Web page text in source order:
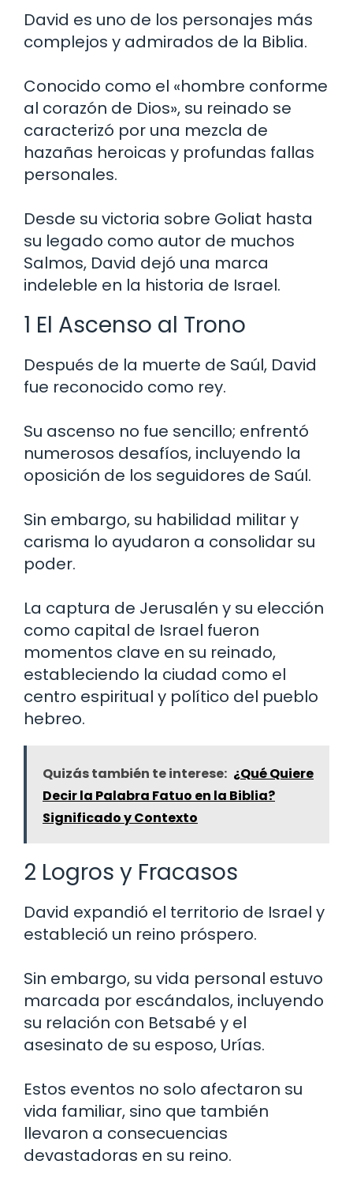
David es uno de los personajes más
complejos y admirados de la Biblia.
Conocido como el «hombre conforme
al corazón de Dios», su reinado se
caracterizó por una mezcla de
hazañas heroicas y profundas fallas
personales.
Desde su victoria sobre Goliat hasta
su legado como autor de muchos
Salmos, David dejó una marca
indeleble en la historia de Israel.
1 El Ascenso al Trono
Después de la muerte de Saúl, David
fue reconocido como rey.
Su ascenso no fue sencillo; enfrentó
numerosos desafíos, incluyendo la
oposición de los seguidores de Saúl.
Sin embargo, su habilidad militar y
carisma lo ayudaron a consolidar su
poder.
La captura de Jerusalén y su elección
como capital de Israel fueron
momentos clave en su reinado,
estableciendo la ciudad como el
centro espiritual y político del pueblo
hebreo.
Quizás también te interese: ¿Qué Quiere
Decir la Palabra Fatuo en la Biblia?
Significado y Contexto
2 Logros y Fracasos
David expandió el territorio de Israel y
estableció un reino próspero.
Sin embargo, su vida personal estuvo
marcada por escándalos, incluyendo
su relación con Betsabé y el
asesinato de su esposo, Urías.
Estos eventos no solo afectaron su
vida familiar, sino que también
llevaron a consecuencias
devastadoras en su reino.